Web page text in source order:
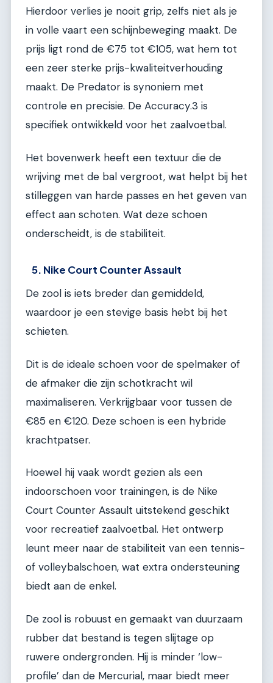
Hierdoor verlies je nooit grip, zelfs niet als je
in volle vaart een schijnbeweging maakt. De
prijs ligt rond de €75 tot €105, wat hem tot
een zeer sterke prijs-kwaliteitverhouding
maakt. De Predator is synoniem met
controle en precisie. De Accuracy.3 is
specifiek ontwikkeld voor het zaalvoetbal.
Het bovenwerk heeft een textuur die de
wrijving met de bal vergroot, wat helpt bij het
stilleggen van harde passes en het geven van
effect aan schoten. Wat deze schoen
onderscheidt, is de stabiliteit.
5. Nike Court Counter Assault
De zool is iets breder dan gemiddeld,
waardoor je een stevige basis hebt bij het
schieten.
Dit is de ideale schoen voor de spelmaker of
de afmaker die zijn schotkracht wil
maximaliseren. Verkrijgbaar voor tussen de
€85 en €120. Deze schoen is een hybride
krachtpatser.
Hoewel hij vaak wordt gezien als een
indoorschoen voor trainingen, is de Nike
Court Counter Assault uitstekend geschikt
voor recreatief zaalvoetbal. Het ontwerp
leunt meer naar de stabiliteit van een tennis-
of volleybalschoen, wat extra ondersteuning
biedt aan de enkel.
De zool is robuust en gemaakt van duurzaam
rubber dat bestand is tegen slijtage op
ruwere ondergronden. Hij is minder ‘low-
profile’ dan de Mercurial, maar biedt meer